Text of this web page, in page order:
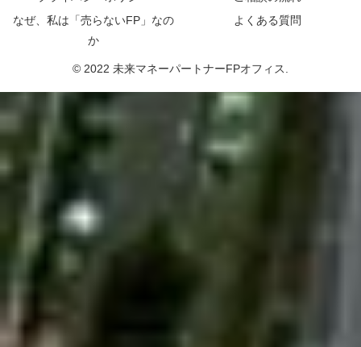
なぜ、私は「売らないFP」なの
か
よくある質問
© 2022 未来マネーパートナーFPオフィス.